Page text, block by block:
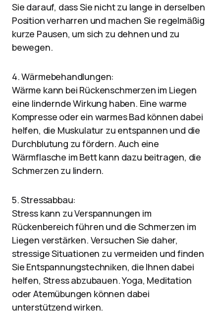
Sie darauf, dass Sie nicht zu lange in derselben
Position verharren und machen Sie regelmäßig
kurze Pausen, um sich zu dehnen und zu
bewegen.
4. Wärmebehandlungen:
Wärme kann bei Rückenschmerzen im Liegen
eine lindernde Wirkung haben. Eine warme
Kompresse oder ein warmes Bad können dabei
helfen, die Muskulatur zu entspannen und die
Durchblutung zu fördern. Auch eine
Wärmflasche im Bett kann dazu beitragen, die
Schmerzen zu lindern.
5. Stressabbau:
Stress kann zu Verspannungen im
Rückenbereich führen und die Schmerzen im
Liegen verstärken. Versuchen Sie daher,
stressige Situationen zu vermeiden und finden
Sie Entspannungstechniken, die Ihnen dabei
helfen, Stress abzubauen. Yoga, Meditation
oder Atemübungen können dabei
unterstützend wirken.